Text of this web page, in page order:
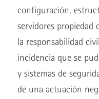
configuración,
servidores propiedad
la responsabilidad
incidencia que se
y sistemas de
de una actuación